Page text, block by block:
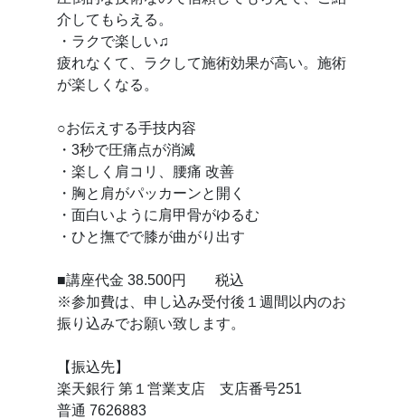
介してもらえる。
・ラクで楽しい♫
疲れなくて、ラクして施術効果が高い。施術
が楽しくなる。
○お伝えする手技内容
・3秒で圧痛点が消滅
・楽しく肩コリ、腰痛 改善
・胸と肩がパッカーンと開く
・面白いように肩甲骨がゆるむ
・ひと撫でで膝が曲がり出す
■講座代金 38.500円 税込
※参加費は、申し込み受付後１週間以内のお
振り込みでお願い致します。
【振込先】
楽天銀行 第１営業支店 支店番号251
普通 7626883